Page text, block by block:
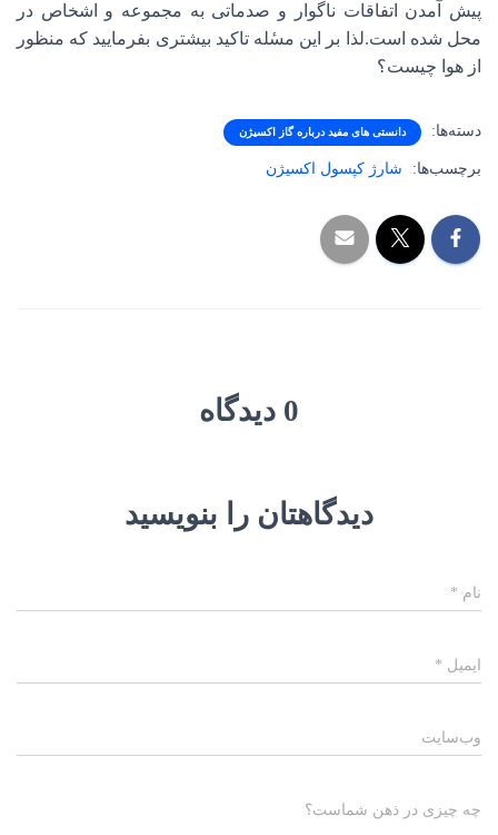
پیش آمدن اتفاقات ناگوار و صدماتی به مجموعه و اشخاص در
محل شده است.لذا بر این مسٔله تاکید بیشتری بفرمایید که منظور
از هوا چیست؟
دسته‌ها: دانستی های مفید درباره گاز اکسیژن
برچسب‌ها: شارژ کپسول اکسیژن
0 دیدگاه
دیدگاهتان را بنویسید
نام *
ایمیل *
وب‌سایت
چه چیزی در ذهن شماست؟